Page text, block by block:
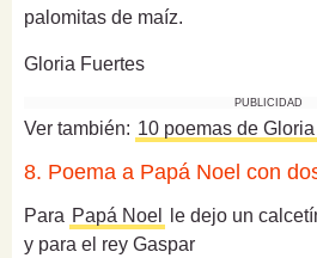
palomitas de maíz.
Gloria Fuertes
PUBLICIDAD
Ver también: 10 poemas de
8. Poema a Papá Noel con
Para Papá Noel
le dejo un
y para el rey Gaspar